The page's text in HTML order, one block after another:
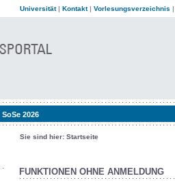
Universität| Kontakt| Vorlesungsverzeichnis
SoSe 2026
Sie sind hier: Startseite
FUNKTIONEN OHNE ANMELDUNG